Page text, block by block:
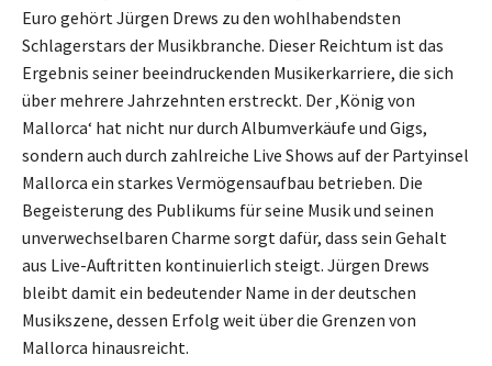
Euro gehört Jürgen Drews zu den wohlhabendsten
Schlagerstars der Musikbranche. Dieser Reichtum ist das
Ergebnis seiner beeindruckenden Musikerkarriere, die sich
über mehrere Jahrzehnten erstreckt. Der ‚König von
Mallorca‘ hat nicht nur durch Albumverkäufe und Gigs,
sondern auch durch zahlreiche Live Shows auf der Partyinsel
Mallorca ein starkes Vermögensaufbau betrieben. Die
Begeisterung des Publikums für seine Musik und seinen
unverwechselbaren Charme sorgt dafür, dass sein Gehalt
aus Live-Auftritten kontinuierlich steigt. Jürgen Drews
bleibt damit ein bedeutender Name in der deutschen
Musikszene, dessen Erfolg weit über die Grenzen von
Mallorca hinausreicht.